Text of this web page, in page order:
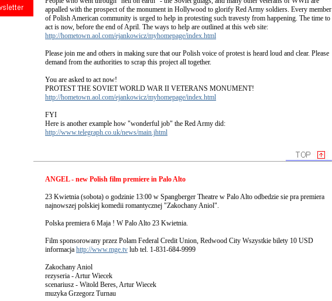
appalled with the prospect of the monument in Hollywood to glorify Red Army soldiers. Every member
of Polish American community is urged to help in protesting such travesty from happening. The time to
act is now, before the end of April. The ways to help are outlined at this web site:
http://hometown.aol.com/ejankowicz/myhomepage/index.html
Please join me and others in making sure that our Polish voice of protest is heard loud and clear. Please
demand from the authorities to scrap this project all together.
You are asked to act now!
PROTEST THE SOVIET WORLD WAR II VETERANS MONUMENT!
http://hometown.aol.com/ejankowicz/myhomepage/index.html
FYI
Here is another example how "wonderful job" the Red Army did:
http://www.telegraph.co.uk/news/main.jhtml
ANGEL - new Polish film premiere in Palo Alto
23 Kwietnia (sobota) o godzinie 13:00 w Spangberger Theatre w Palo Alto odbedzie sie pra premiera
najnowszej polskiej komedii romantycznej "Zakochany Aniol".
Polska premiera 6 Maja ! W Palo Alto 23 Kwietnia.
Film sponsorowany przez Polam Federal Credit Union, Redwood City Wszystkie bilety 10 USD
informacja http://www.mge.tv lub tel. 1-831-684-9999
Zakochany Aniol
rezyseria - Artur Wiecek
scenariusz - Witold Beres, Artur Wiecek
muzyka Grzegorz Turnau